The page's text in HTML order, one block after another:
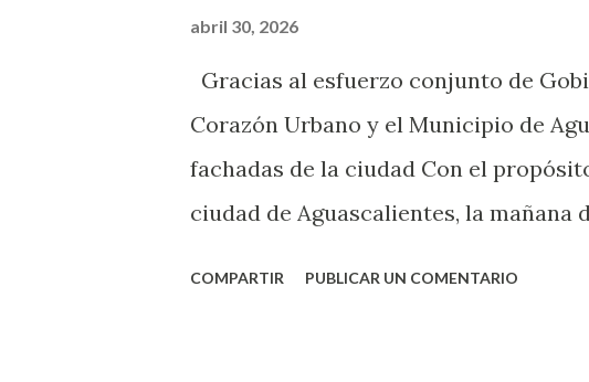
como cualquier persona con
cuando ambas partes son
abril 30, 2026
Gracias al esfuerzo conjunto de
Corazón Urbano y el Municipio de
fachadas de la ciudad Con el
ciudad de Aguascalientes, la mañana
COMPARTIR PUBLICAR UN COMENTARIO